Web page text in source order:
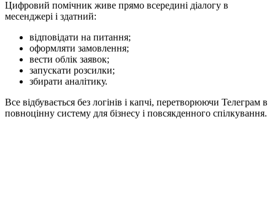
Цифровий помічник живе прямо всередині діалогу в
месенджері і здатний:
відповідати на питання;
оформляти замовлення;
вести облік заявок;
запускати розсилки;
збирати аналітику.
Все відбувається без логінів і капчі, перетворюючи Телеграм в
повноцінну систему для бізнесу і повсякденного спілкування.